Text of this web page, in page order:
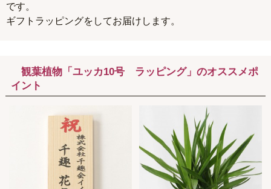
です。
ギフトラッピングをしてお届けします。
観葉植物「ユッカ10号 ラッピング」のオススメポ
イント